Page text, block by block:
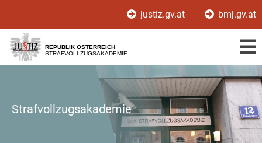
[1]
[2]
[3]
justiz.gv.at bmj.gv.at
REPUBLIK ÖSTERREICH
STRAFVOLLZUGSAKADEMIE
Strafvollzugsakademie